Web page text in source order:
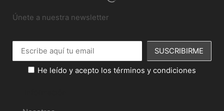
Únete a nuestra newsletter
He leído y acepto los términos y condiciones